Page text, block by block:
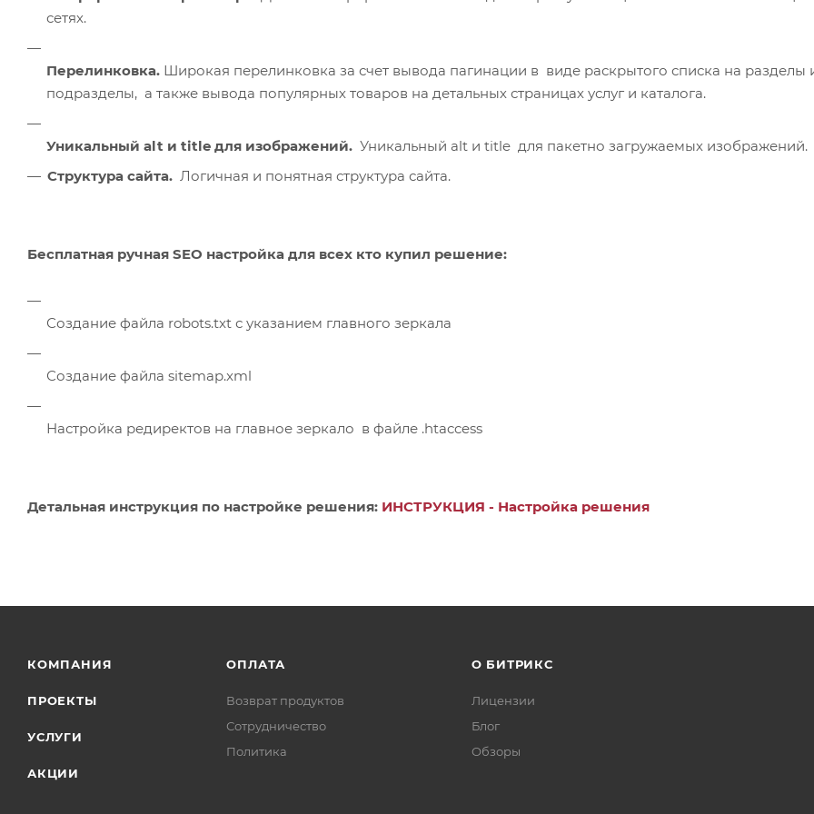
сетях.
Перелинковка. Широкая перелинковка за счет вывода пагинации в виде раскрытого списка на разделы
подразделы, а также вывода популярных товаров на детальных страницах услуг и каталога.
Уникальный alt и title для изображений. Уникальный alt и title для пакетно загружаемых изображений.
Структура сайта. Логичная и понятная структура сайта.
Бесплатная ручная SEO настройка для всех кто купил решение:
Создание файла robots.txt с указанием главного зеркала
Создание файла sitemap.xml
Настройка редиректов на главное зеркало в файле .htaccess
Детальная инструкция по настройке решения: ИНСТРУКЦИЯ - Настройка решения
КОМПАНИЯ
ПРОЕКТЫ
УСЛУГИ
АКЦИИ
ОПЛАТА
Возврат продуктов
Сотрудничество
Политика
О БИТРИКС
Лицензии
Блог
Обзоры